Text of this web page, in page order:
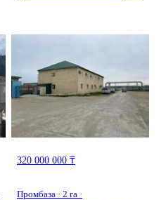
320 000 000 ₸
Промбаза · 2 га ·